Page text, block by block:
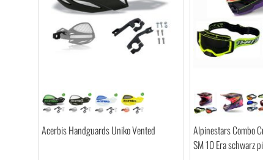
Acerbis Handguards Uniko Vented
Alpinestars Combo
SM 10 Era schwarz